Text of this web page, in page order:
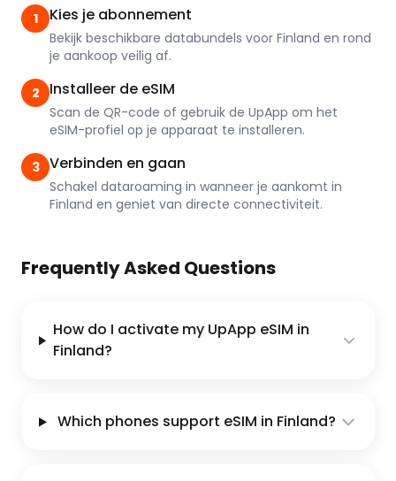
1 Kies je abonnement
Bekijk beschikbare databundels voor Finland en rond
je aankoop veilig af.
2 Installeer de eSIM
Scan de QR-code of gebruik de UpApp om het
eSIM-profiel op je apparaat te installeren.
3 Verbinden en gaan
Schakel dataroaming in wanneer je aankomt in
Finland en geniet van directe connectiviteit.
Frequently Asked Questions
How do I activate my UpApp eSIM in
Finland?
Which phones support eSIM in Finland?